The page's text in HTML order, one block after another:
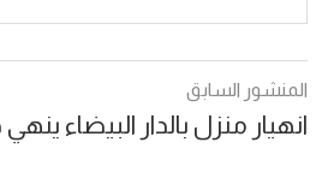
المنشور السابق
انهيار منزل بالدار البيضاء